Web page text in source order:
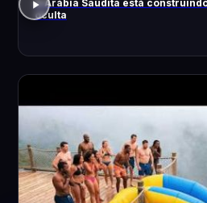
A Arábia Saudita está
oculta